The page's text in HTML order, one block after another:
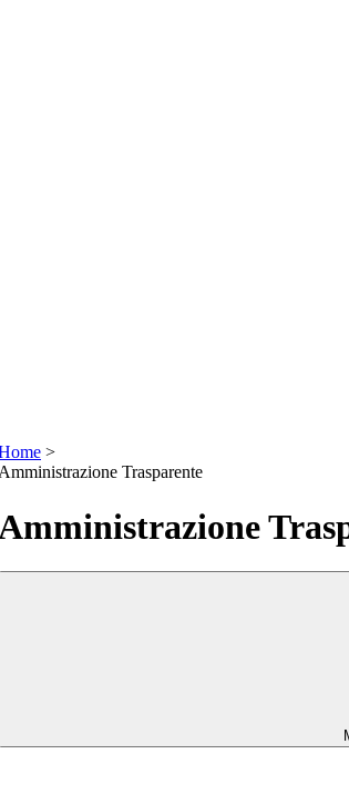
>
Amministrazione Trasparente